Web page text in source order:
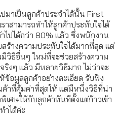
มาเป็นลูกค้าประจำได้นั้น First
าสามารถทำให้ลูกค้าประทับใจได้
ไปได้กว่า 80% แล้ว ซึ่งพนักงาน
างความประทับใจได้มากที่สุด แต่
วิธีอื่นๆ ใหม่ที่จะช่วยสร้างความ
ริงๆ แล้ว มีหลายวิธีมาก ไม่ว่าจะ
ข้อมูลลูกค้าอย่างละเอียด รับฟัง
าที่คุ้มค่าที่สุดให้ แต่มีหนึ่งวิธีที่น่า
ศษให้กับลูกค้าทันทีตั้งแต่ก้าวเข้า
ำได้ค่ะ